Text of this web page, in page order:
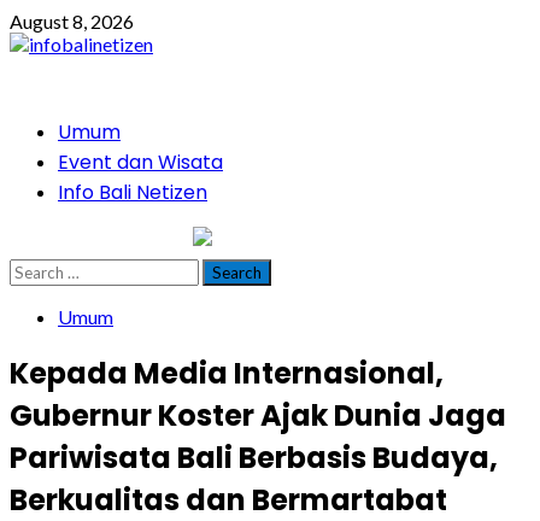
Skip
to
August 8, 2026
PrimaryUmum
Event dan Wisata
Info Bali Netizen
Search
for:
Umum
Kepada Media Internasional,
Gubernur Koster Ajak Dunia Jaga
Pariwisata Bali Berbasis Budaya,
Berkualitas dan Bermartabat